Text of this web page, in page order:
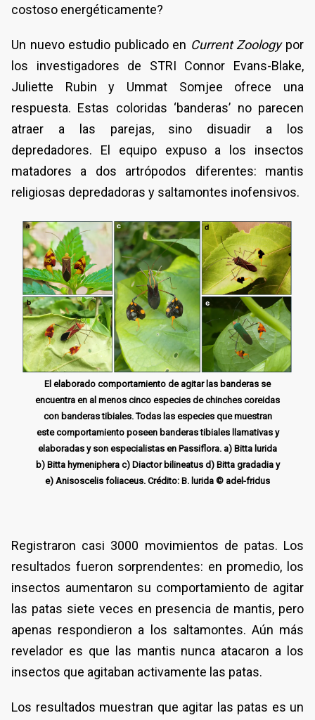
costoso energéticamente?
Un nuevo estudio publicado en Current Zoologypor
los investigadores de STRI Connor Evans-Blake,
Juliette Rubin y Ummat Somjee ofrece una
respuesta. Estas coloridas ‘banderas’ no parecen
atraer a las parejas, sino disuadir a los
depredadores. El equipo expuso a los insectos
matadores a dos artrópodos diferentes: mantis
religiosas depredadoras y saltamontes inofensivos.
El elaborado comportamiento de agitar las banderas se
encuentra en al menos cinco especies de chinches coreidas
con banderas tibiales. Todas las especies que muestran
este comportamiento poseen banderas tibiales llamativas y
elaboradas y son especialistas en Passiflora. a) Bitta lurida
b) Bitta hymeniphera c) Diactor bilineatus d) Bitta gradadia y
e) Anisoscelis foliaceus. Crédito: B. lurida © adel-fridus
Registraron casi 3000 movimientos de patas. Los
resultados fueron sorprendentes: en promedio, los
insectos aumentaron su comportamiento de agitar
las patas siete veces en presencia de mantis, pero
apenas respondieron a los saltamontes. Aún más
revelador es que las mantis nunca atacaron a los
insectos que agitaban activamente las patas.
Los resultados muestran que agitar las patas es un